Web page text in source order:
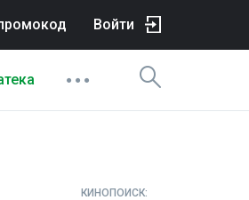
Войти
КИНОПОИСК: